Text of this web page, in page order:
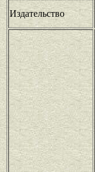
Издательство